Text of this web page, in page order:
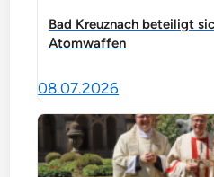
Bad Kreuznach beteiligt
Atomwaffen
08.07.2026